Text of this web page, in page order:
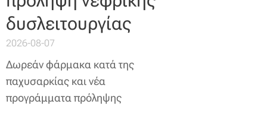
δυσλειτουργίας
2026-08-07
Δωρεάν φάρμακα κατά της
παχυσαρκίας και νέα
προγράμματα πρόληψης